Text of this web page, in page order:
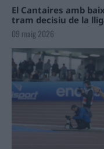
El Cantaires amb
tram decisiu de la
09 maig 2026